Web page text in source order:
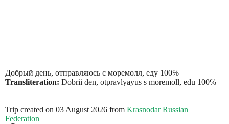
Добрый день, отправляюсь с моремолл, еду 100℅
Transliteration: Dobrii den, otpravlyayus s moremoll, edu 100℅
Trip created on 03 August 2026 from Krasnodar Russian
Federation